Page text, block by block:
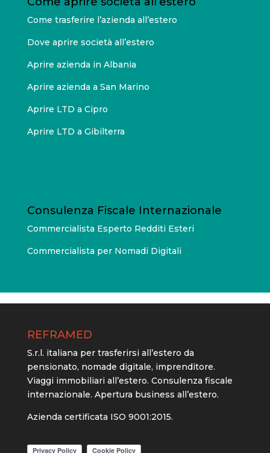
Come trasferire l’azienda all’estero
Dove aprire società all’estero
Aprire azienda in Albania
Aprire azienda a San Marino
Aprire LTD a Cipro
Aprire LTD a Gibilterra
Consulenza Fiscale Internazionale
Commercialista Esperto Redditi Esteri
Commercialista per Nomadi Digitali
REFRAMED
S.r.l. italiana per trasferirsi all’estero da
pensionato, nomade digitale, imprenditore.
Viaggi immobiliari all’estero. Consulenza fiscale
internazionale. Apertura business all’estero.
Azienda certificata ISO 9001:2015.